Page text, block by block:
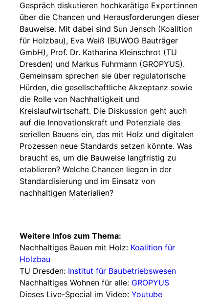
Gespräch diskutieren hochkarätige Expert:innen
über die Chancen und Herausforderungen dieser
Bauweise. Mit dabei sind Sun Jensch (Koalition
für Holzbau), Eva Weiß (BUWOG Bauträger
GmbH), Prof. Dr. Katharina Kleinschrot (TU
Dresden) und Markus Fuhrmann (GROPYUS).
Gemeinsam sprechen sie über regulatorische
Hürden, die gesellschaftliche Akzeptanz sowie
die Rolle von Nachhaltigkeit und
Kreislaufwirtschaft. Die Diskussion geht auch
auf die Innovationskraft und Potenziale des
seriellen Bauens ein, das mit Holz und digitalen
Prozessen neue Standards setzen könnte. Was
braucht es, um die Bauweise langfristig zu
etablieren? Welche Chancen liegen in der
Standardisierung und im Einsatz von
nachhaltigen Materialien?
Weitere Infos zum Thema:
Nachhaltiges Bauen mit Holz: Koalition für
Holzbau
TU Dresden: Institut für Baubetriebswesen
Nachhaltiges Wohnen für alle: GROPYUS
Dieses Live-Special im Video: Youtube